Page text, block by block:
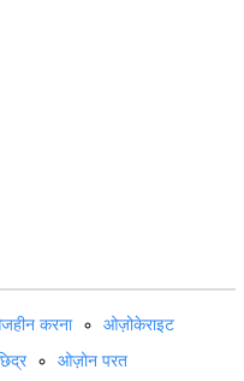
करना
ओज़ोकेराइट
ओज़ोन परत